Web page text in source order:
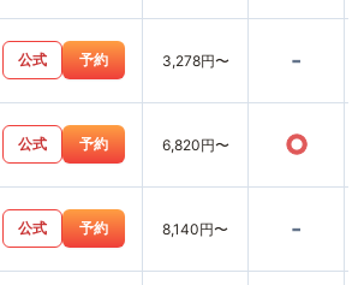
公式 予約 3,278円〜 -
公式 予約 6,820円〜 ○
公式 予約 8,140円〜 -